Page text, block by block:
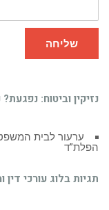
שליחה
נזיקין וביטוח:
ערעור לבית
הפלת”ד
תגיות בלוג עורכי